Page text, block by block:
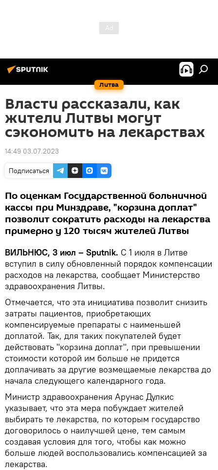
Литва
Власти рассказали, как
жители Литвы могут
сэкономить на лекарствах
14:49 03.07.2023
Подписаться
По оценкам Государственной больничной
кассы при Минздраве, "корзина доплат"
позволит сократить расходы на лекарства
примерно у 120 тысяч жителей Литвы
ВИЛЬНЮС, 3 июл – Sputnik. С 1 июля в Литве
вступил в силу обновленный порядок компенсации
расходов на лекарства, сообщает Министерство
здравоохранения Литвы.
Отмечается, что эта инициатива позволит снизить
затраты пациентов, приобретающих
компенсируемые препараты с наименьшей
доплатой. Так, для таких покупателей будет
действовать "корзина доплат", при превышении
стоимости которой им больше не придется
доплачивать за другие возмещаемые лекарства до
начала следующего календарного года.
Министр здравоохранения Арунас Дулкис
указывает, что эта мера побуждает жителей
выбирать те лекарства, по которым государство
договорилось о наилучшей цене, тем самым
создавая условия для того, чтобы как можно
больше людей воспользовались компенсацией за
лекарства.